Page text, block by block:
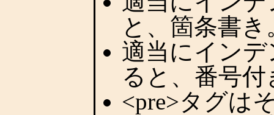
と、箇条書き
適当にイン
ると、番号
<pre>タグは